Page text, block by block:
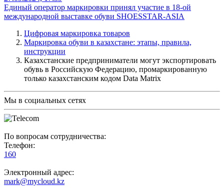
Единый оператор маркировки принял участие в 18-ой
международной выставке обуви SHOESSTAR-ASIA
Цифровая маркировка товаров
Маркировка обуви в казахстане: этапы, правила,
инструкции
Казахстанские предприниматели могут экспортировать
обувь в Российскую Федерацию, промаркированную
только казахстанским кодом Data Matrix
Мы в социальных сетях
По вопросам сотрудничества:
Телефон:
160
Электронный адрес:
mark@mycloud.kz